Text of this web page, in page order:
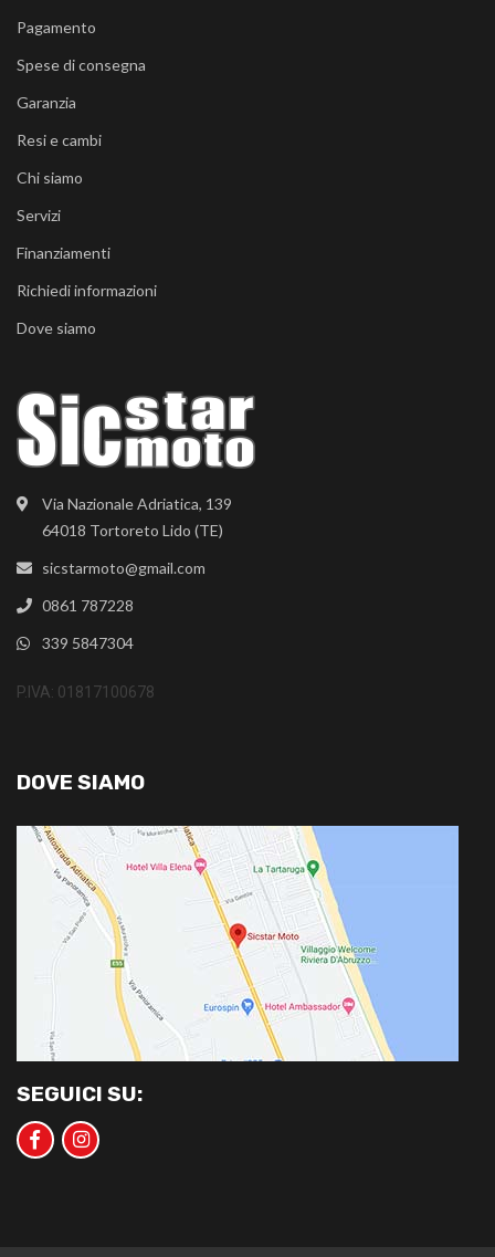
Via Nazionale Adriatica, 139
64018 Tortoreto Lido (TE)
sicstarmoto@gmail.com
0861 787228
339 5847304
P.IVA: 01817100678
Pagamento
Spese di consegna
Garanzia
Resi e cambi
Chi siamo
Servizi
Finanziamenti
Richiedi informazioni
Dove siamo
DOVE SIAMO
SEGUICI SU: